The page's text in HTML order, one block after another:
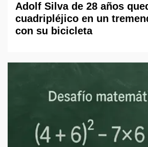
Adolf Silva de 28 años
cuadripléjico en un
con su bicicleta